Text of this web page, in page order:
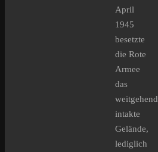
April
1945
besetzte
die Rote
Armee
das
weitgehend
intakte
Gelände,
lediglich